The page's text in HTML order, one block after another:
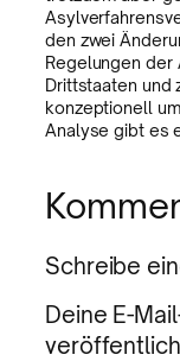
den zwei
Regelungen der
Drittstaaten und
konzeptionell
Analyse gibt es
Schreibe
Deine E-